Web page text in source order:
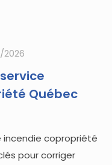
2026
Québec
incendie copropriété
pour corriger